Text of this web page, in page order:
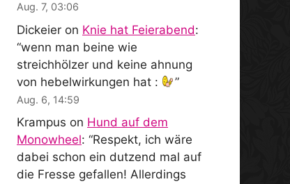
Aug. 7, 03:06
Dickeier on Knie hat Feierabend:
“wenn man beine wie
streichhölzer und keine ahnung
von hebelwirkungen hat :
”
Aug. 6, 14:59
Krampus on Hund auf dem
Monowheel: “Respekt, ich wäre
dabei schon ein dutzend mal auf
die Fresse gefallen! Allerdings